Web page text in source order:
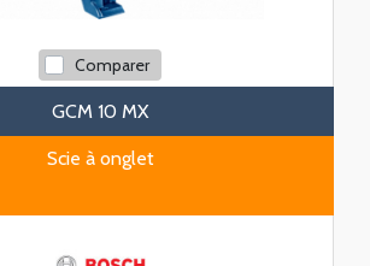
Comparer
GCM 10 MX
Scie à onglet